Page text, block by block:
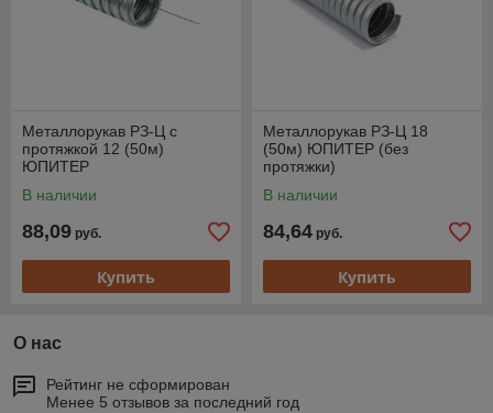
Металлорукав РЗ-Ц с
протяжкой 12 (50м)
ЮПИТЕР
В наличии
88,09 руб.
Купить
Металлорукав РЗ-Ц 18
(50м) ЮПИТЕР (без
протяжки)
В наличии
84,64 руб.
Купить
О нас
Рейтинг не сформирован
Менее 5 отзывов за последний год